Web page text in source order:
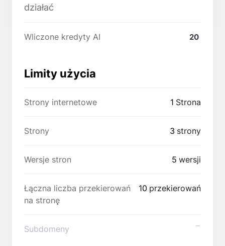
działać
Wliczone kredyty AI 20
Limity użycia
Strony internetowe 1 Strona
Strony 3 strony
Wersje stron 5 wersji
Łączna liczba przekierowań
na stronę
10 przekierowań
Subdomeny